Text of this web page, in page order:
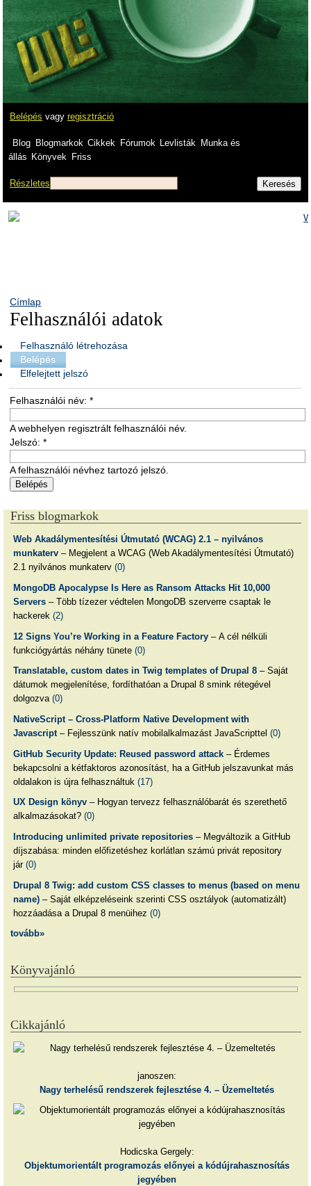
Belépés vagy regisztráció
Blog Blogmarkok Cikkek Fórumok Levlisták
Munka és
állás Könyvek Friss
Részletes
Címlap
Felhasználói adatok
Felhasználó létrehozása
Belépés
Elfelejtett jelszó
Felhasználói név: *
A webhelyen regisztrált felhasználói név.
Jelszó: *
A felhasználói névhez tartozó jelszó.
Friss blogmarkok
Web Akadálymentesítési Útmutató (WCAG) 2.1 – nyilvános
munkaterv– Megjelent a WCAG (Web Akadálymentesítési Útmutató)
2.1 nyilvános munkaterv (0)
MongoDB Apocalypse Is Here as Ransom Attacks Hit 10,000
Servers– Több tízezer védtelen MongoDB szerverre csaptak le
hackerek (2)
12 Signs You’re Working in a Feature Factory– A cél nélküli
funkciógyártás néhány tünete (0)
Translatable, custom dates in Twig templates of Drupal 8– Saját
dátumok megjelenítése, fordíthatóan a Drupal 8 smink rétegével
dolgozva (0)
NativeScript – Cross-Platform Native Development with
Javascript– Fejlesszünk natív mobilalkalmazást JavaScripttel (0)
GitHub Security Update: Reused password attack– Érdemes
bekapcsolni a kétfaktoros azonosítást, ha a GitHub jelszavunkat más
oldalakon is újra felhasználtuk (17)
UX Design könyv– Hogyan tervezz felhasználóbarát és szerethető
alkalmazásokat? (0)
Introducing unlimited private repositories– Megváltozik a GitHub
díjszabása: minden előfizetéshez korlátlan számú privát repository
jár (0)
Drupal 8 Twig: add custom CSS classes to menus (based on menu
name)– Saját elképzeléseink szerinti CSS osztályok (automatizált)
hozzáadása a Drupal 8 menüihez (0)
tovább»
Könyvajánló
Cikkajánló
janoszen:
Nagy terhelésű rendszerek fejlesztése 4. – Üzemeltetés
Hodicska Gergely:
Objektumorientált programozás előnyei a kódújrahasznosítás
jegyében